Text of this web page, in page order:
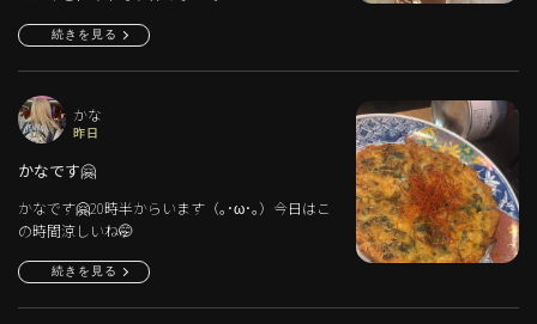
続きを見る
かな
昨日
かなです🤗
かなです🤗20時半からいます（｡･ω･｡）今日はこ
の時間涼しいね🤭
続きを見る